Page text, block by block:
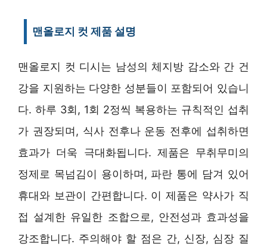
맨올로지 컷 제품 설명
맨올로지 컷 디시는 남성의 체지방 감소와 간 건
강을 지원하는 다양한 성분들이 포함되어 있습니
다. 하루 3회, 1회 2정씩 복용하는 규칙적인 섭취
가 권장되며, 식사 전후나 운동 전후에 섭취하면
효과가 더욱 극대화됩니다. 제품은 무취무미의
정제로 목넘김이 용이하며, 파란 통에 담겨 있어
휴대와 보관이 간편합니다. 이 제품은 약사가 직
접 설계한 유일한 조합으로, 안전성과 효과성을
강조합니다. 주의해야 할 점은 간, 신장, 심장 질